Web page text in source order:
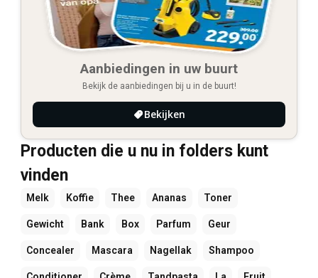
Aanbiedingen in uw buurt
Bekijk de aanbiedingen bij u in de buurt!
Bekijken
Producten die u nu in folders kunt
vinden
Melk Koffie Thee Ananas Toner
Gewicht Bank Box Parfum Geur
Concealer Mascara Nagellak Shampoo